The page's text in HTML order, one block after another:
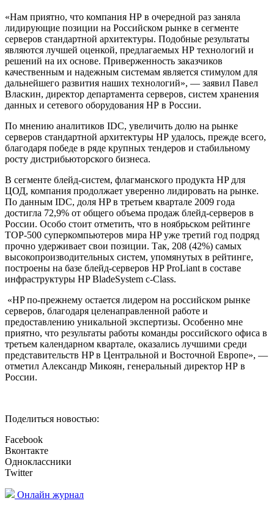
«Нам приятно, что компания НР в очередной раз заняла
лидирующие позиции на Российском рынке в сегменте
серверов стандартной архитектуры. Подобные результаты
являются лучшей оценкой, предлагаемых НР технологий и
решений на их основе. Приверженность заказчиков
качественным и надежным системам является стимулом для
дальнейшего развития наших технологий», — заявил Павел
Власкин, директор департамента серверов, систем хранения
данных и сетевого оборудования НР в России.
По мнению аналитиков IDC, увеличить долю на рынке
серверов стандартной архитектуры НР удалось, прежде всего,
благодаря победе в ряде крупных тендеров и стабильному
росту дистрибьюторского бизнеса.
В сегменте блейд-систем, флагманского продукта HP для
ЦОД, компания продолжает уверенно лидировать на рынке.
По данным IDC, доля HP в третьем квартале 2009 года
достигла 72,9% от общего объема продаж блейд-серверов в
России. Особо стоит отметить, что в ноябрьском рейтинге
TOP-500 суперкомпьютеров мира HP уже третий год подряд
прочно удерживает свои позиции. Так, 208 (42%) самых
высокопроизводительных систем, упомянутых в рейтинге,
построены на базе блейд-серверов HP ProLiant в составе
инфраструктуры HP BladeSystem c-Class.
«HP по-прежнему остается лидером на российском рынке
серверов, благодаря целенаправленной работе и
предоставлению уникальной экспертизы. Особенно мне
приятно, что результаты работы команды российского офиса в
третьем календарном квартале, оказались лучшими среди
представительств HP в Центральной и Восточной Европе», —
отметил Александр Микоян, генеральный директор НР в
России.
Поделиться новостью:
Facebook
Вконтакте
Одноклассники
Twitter
Онлайн журнал